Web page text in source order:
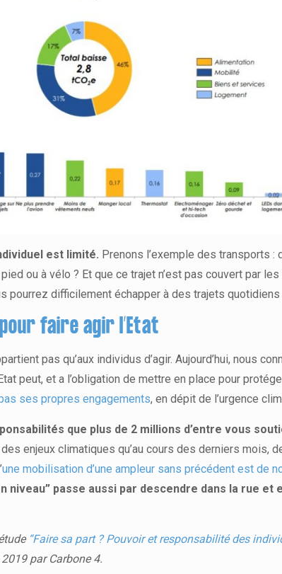
est limité. Prenons l’exemple des transports
ou à vélo ? Et que ce trajet n’est pas couvert par
pourrez difficilement échapper à des trajets quotidiens
faire agir l’Etat
pas qu’aux individus d’agir. Aujourd’hui, nous
peut, et a l’obligation de mettre en place pour
ses propres engagements, en dépit de l’urgence
que plus de 2 millions d’entre vous
enjeux climatiques qu’au cours des derniers mois,
une mobilisation d’une ampleur sans précédent est de
niveau” passe aussi par descendre dans la rue et
“Faire sa part ? Pouvoir et responsabilité des
par Carbone 4.